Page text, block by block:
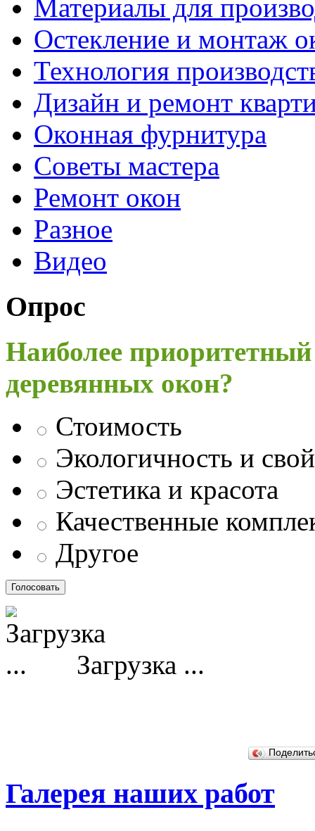
Материалы для
Остекление и монтаж
Технология
Дизайн и ремонт
Оконная фурнитура
Советы мастера
Ремонт окон
Разное
Видео
Опрос
Наиболее
деревянных окон?
Стоимость
Экологичность и
Эстетика и красота
Качественные
Другое
Загрузка ...
Галерея наших работ